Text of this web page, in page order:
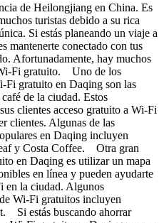
de Heilongjiang en China. Es
turistas debido a su rica
Si estás planeando un viaje a
mantenerte conectado con tus
Afortunadamente, hay muchos
Fi gratuito. Uno de los
Fi gratuito en Daqing son las
de la ciudad. Estos
clientes acceso gratuito a Wi-Fi
clientes. Algunas de las
en Daqing incluyen
y Costa Coffee. Otra gran
en Daqing es utilizar un mapa
en línea y pueden ayudarte
en la ciudad. Algunos
Wi-Fi gratuitos incluyen
Si estás buscando ahorrar